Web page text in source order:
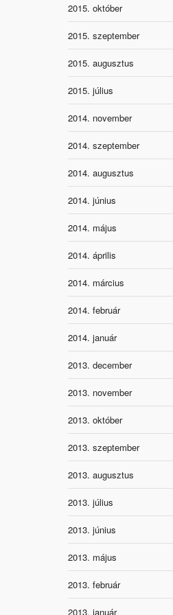
2015. október
2015. szeptember
2015. augusztus
2015. július
2014. november
2014. szeptember
2014. augusztus
2014. június
2014. május
2014. április
2014. március
2014. február
2014. január
2013. december
2013. november
2013. október
2013. szeptember
2013. augusztus
2013. július
2013. június
2013. május
2013. február
2013. január